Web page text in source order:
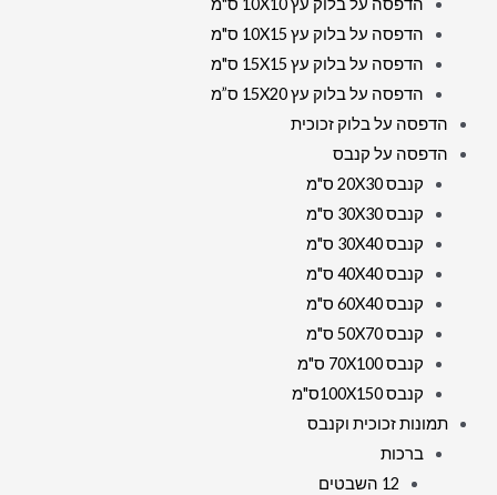
הדפסה על בלוק עץ 10X10 ס"מ
הדפסה על בלוק עץ 10X15 ס"מ
הדפסה על בלוק עץ 15X15 ס"מ
הדפסה על בלוק עץ 15X20 ס”מ
הדפסה על בלוק זכוכית
הדפסה על קנבס
קנבס 20X30 ס"מ
קנבס 30X30 ס"מ
קנבס 30X40 ס"מ
קנבס 40X40 ס"מ
קנבס 60X40 ס"מ
קנבס 50X70 ס"מ
קנבס 70X100 ס"מ
קנבס 100X150ס"מ
תמונות זכוכית וקנבס
ברכות
12 השבטים